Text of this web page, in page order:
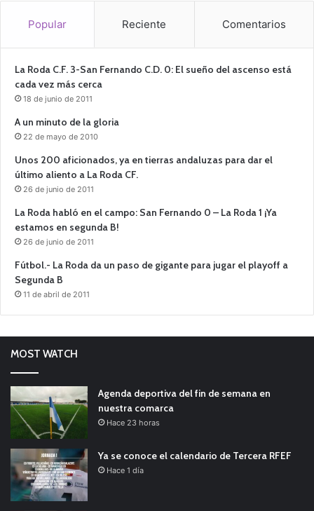
Popular Reciente Comentarios
La Roda C.F. 3-San Fernando C.D. 0: El sueño del ascenso está
cada vez más cerca
18 de junio de 2011
A un minuto de la gloria
22 de mayo de 2010
Unos 200 aficionados, ya en tierras andaluzas para dar el
último aliento a La Roda CF.
26 de junio de 2011
La Roda habló en el campo: San Fernando 0 – La Roda 1 ¡Ya
estamos en segunda B!
26 de junio de 2011
Fútbol.- La Roda da un paso de gigante para jugar el playoff a
Segunda B
11 de abril de 2011
MOST WATCH
Agenda deportiva del fin de semana en
nuestra comarca
Hace 23 horas
Ya se conoce el calendario de Tercera RFEF
Hace 1 día